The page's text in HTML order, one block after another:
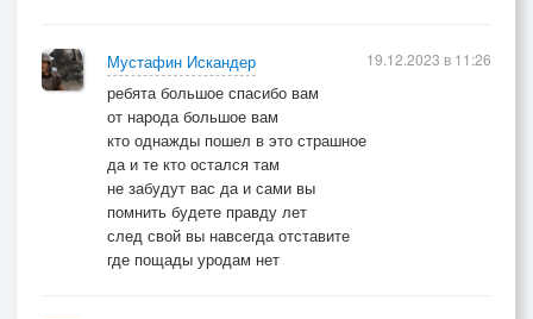
Мустафин Искандер
ребята большое спасибо вам
от народа большое вам
кто однажды пошел в это страшное
да и те кто остался там
не забудут вас да и сами вы
помнить будете правду лет
след свой вы навсегда отставите
где пощады уродам нет
19.12.2023 в 11:26